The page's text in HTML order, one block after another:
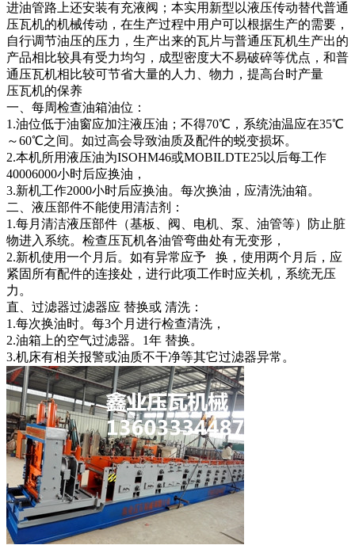
进油管路上还安装有充液阀；本实用新型以液压传动替代普通
压瓦机的机械传动，在生产过程中用户可以根据生产的需要，
自行调节油压的压力，生产出来的瓦片与普通压瓦机生产出的
产品相比较具有受力均匀，成型密度大不易破碎等优点，和普
通压瓦机相比较可节省大量的人力、物力，提高台时产量
压瓦机的保养
一、每周检查油箱油位：
1.油位低于油窗应加注液压油；不得70℃，系统油温应在35℃
～60℃之间。如过高会导致油质及配件的蜕变损坏。
2.本机所用液压油为ISOHM46或MOBILDTE25以后每工作
40006000小时后应换油，
3.新机工作2000小时后应换油。每次换油，应清洗油箱。
二、液压部件不能使用清洁剂：
1.每月清洁液压部件（基板、阀、电机、泵、油管等）防止脏
物进入系统。检查压瓦机各油管弯曲处有无变形，
2.新机使用一个月后。如有异常应予 换，使用两个月后，应
紧固所有配件的连接处，进行此项工作时应关机，系统无压
力。
直、过滤器过滤器应 替换或 清洗：
1.每次换油时。每3个月进行检查清洗，
2.油箱上的空气过滤器。1年 替换。
3.机床有相关报警或油质不干净等其它过滤器异常。